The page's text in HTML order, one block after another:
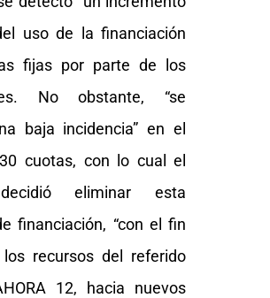
uso de la financiación
fijas por parte de los
No obstante, “se
baja incidencia” en el
cuotas, con lo cual el
eliminar esta
financiación, “con el fin
recursos del referido
12, hacia nuevos